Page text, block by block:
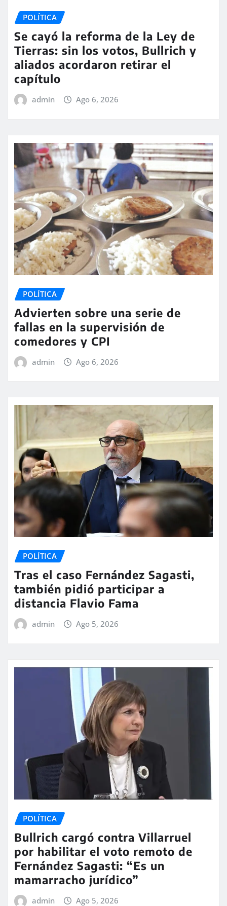
POLÍTICA
Se cayó la reforma de la Ley de
Tierras: sin los votos, Bullrich y
aliados acordaron retirar el
capítulo
admin Ago 6, 2026
POLÍTICA
Advierten sobre una serie de
fallas en la supervisión de
comedores y CPI
admin Ago 6, 2026
POLÍTICA
Tras el caso Fernández Sagasti,
también pidió participar a
distancia Flavio Fama
admin Ago 5, 2026
POLÍTICA
Bullrich cargó contra Villarruel
por habilitar el voto remoto de
Fernández Sagasti: “Es un
mamarracho jurídico”
admin Ago 5, 2026